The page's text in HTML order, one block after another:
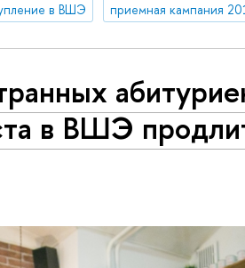
в ВШЭ приемная кампания
в ВШЭ